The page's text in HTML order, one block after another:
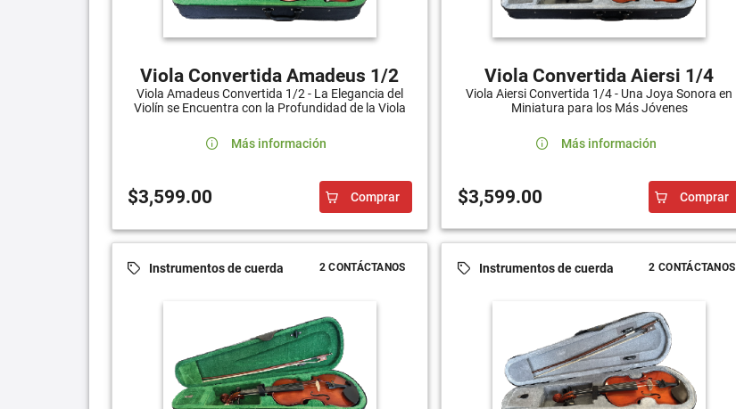
Viola Convertida Amadeus 1/2
Viola Amadeus Convertida 1/2 - La Elegancia del
Violín se Encuentra con la Profundidad de la Viola
Más información
$3,599.00 Comprar
Viola Convertida Aiersi 1/4
Viola Aiersi Convertida 1/4 - Una Joya Sonora en
Miniatura para los Más Jóvenes
Más información
$3,599.00 Comprar
Instrumentos de cuerda 2 CONTÁCTANOS Instrumentos de cuerda 2 CONTÁCTANOS